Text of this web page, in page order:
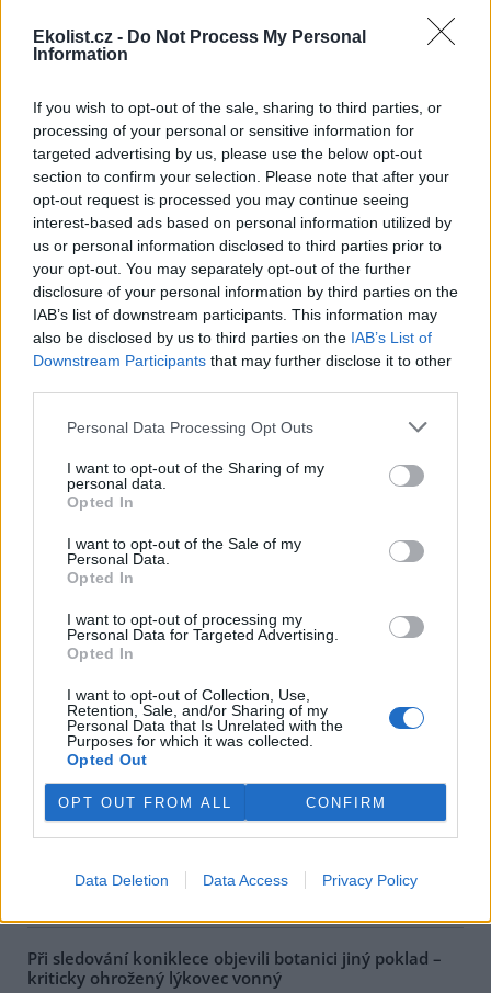
Ekolist.cz - Do Not Process My Personal
Information
If you wish to opt-out of the sale, sharing to third parties, or
processing of your personal or sensitive information for
targeted advertising by us, please use the below opt-out
section to confirm your selection. Please note that after your
opt-out request is processed you may continue seeing
interest-based ads based on personal information utilized by
us or personal information disclosed to third parties prior to
your opt-out. You may separately opt-out of the further
disclosure of your personal information by third parties on the
IAB’s list of downstream participants. This information may
also be disclosed by us to third parties on the IAB’s List of
Downstream Participants that may further disclose it to other
Personal Data Processing Opt Outs
I want to opt-out of the Sharing of my
personal data.
Opted In
I want to opt-out of the Sale of my
Personal Data.
Opted In
I want to opt-out of processing my
Personal Data for Targeted Advertising.
Opted In
I want to opt-out of Collection, Use,
Retention, Sale, and/or Sharing of my
Personal Data that Is Unrelated with the
Purposes for which it was collected.
Opted Out
OPT OUT FROM ALL CONFIRM
Data Deletion Data Access Privacy Policy
Města Hranice a Rögnitzlosau spojí projekt Společně za
vodu a klima. Pomůže mimo jiné i perlorodce říční
spolu s německým městem
Rögnitzlosau připravilo projekt
Společně za vodu a klima. Je
zaměřený na opatření k
udržení vody v krajině i v intravilánu města, ale i na osvětu mezi
veřejností a školními dětmi. Součástí projektu bude i obnova a
odbahnění rybníka Trojmezí, pod kterým žijí přísně chráněné
perlorodky říční, řekl starosta Hranic Daniel Mašlár (nez.). Na
prvním opatření se začne pracovat už letos na podzim a s
dokončením se počítá do konce roku 2027.
Letošní sucho už výrazně snížilo průtoky a hladiny
nádrží v povodí Moravy a Dyje
30.7.2026 20:27 (ČTK)
podepisuje na množství
Moravy a povodí Dyje. Důležité
vodárenské nádrže jsou na
tom podobně či hůř než ve velmi suchém roce 2018. V
vyplývá z deseti hodnocených vodoměrných profilů. Bouřky
pomáhají situaci jen lokálně a krátkodobě, zásadní plošné zlepšení
lze čekat, až přijdou trvalejší a plošné srážky, uvedla v tiskové
zprávě mluvčí Povodí Moravy Jana Kučerová.
30.7.2026 18:05 | LUŽE (ČTK)
Diskuse: 6
Ve středu večer zemřel v
Někdejšímu dlouholetému
řediteli pražské Botanické
zahrady Na Slupi a popularizátorovi říše rostlin bylo 88 let. Poslední
Větvičkův syn Ivan. Na úmrtíupozornilChrudimský deník s
Při sledování koniklece objevili botanici jiný poklad –
kriticky ohrožený lýkovec vonný